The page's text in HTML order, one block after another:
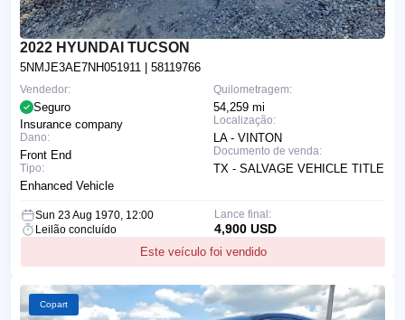
2022 HYUNDAI TUCSON
5NMJE3AE7NH051911 | 58119766
Quilometragem:
54,259 mi
Localização:
LA - VINTON
Documento de venda:
TX - SALVAGE VEHICLE TITLE
Vendedor:
Seguro
Insurance company
Dano:
Front End
Tipo:
Enhanced Vehicle
Sun 23 Aug 1970, 12:00
Leilão concluído
Este veículo foi vendido
Lance final:
4,900 USD
Copart